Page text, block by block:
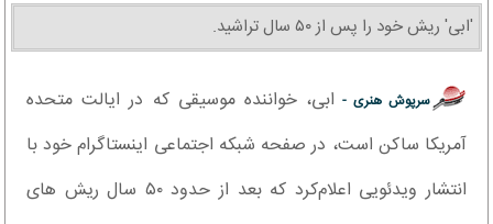
'ابی' ریش خود را پس از ۵۰ سال تراشید.
سرپوش هنری - ابی، خواننده موسیقی که در ایالت متحده
آمریکا ساکن است، در صفحه شبکه اجتماعی اینستاگرام خود با
انتشار ویدئویی اعلام‌کرد که بعد از حدود ۵۰ سال ریش های